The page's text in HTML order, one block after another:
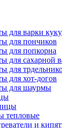
для варки
для пончиков
для попкорна
для сахарной
для
для хот-догов
для шаурмы
тепловые
и